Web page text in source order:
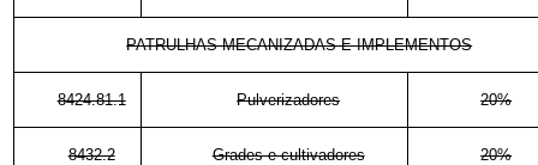
PATRULHAS MECANIZADAS E IMPLEMENTOS
8424.81.1 Pulverizadores 20%
8432.2 Grades e cultivadores 20%